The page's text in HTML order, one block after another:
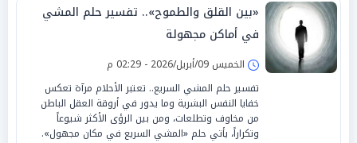
«بين القلق والطموح».. تفسير حلم المشي
في أماكن مجهولة
الخميس 09/أبريل/2026 - 02:29 م
تفسير حلم المشي السريع.. تعتبر الأحلام مرآة تعكس
خفايا النفس البشرية وما يدور في أروقة العقل الباطن
من مخاوف وتطلعات، ومن بين الرؤى الأكثر شيوعاً
وتكراراً، يأتي حلم «المشي السريع في مكان مجهول».